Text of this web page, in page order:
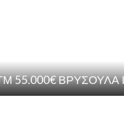
55.000€ ΒΡΥΣΟΥΛΑ